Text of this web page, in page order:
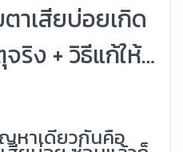
าเสียบ่อยเกิด
จริง + วิธีแก้ให้
หาเดียวกันคือ